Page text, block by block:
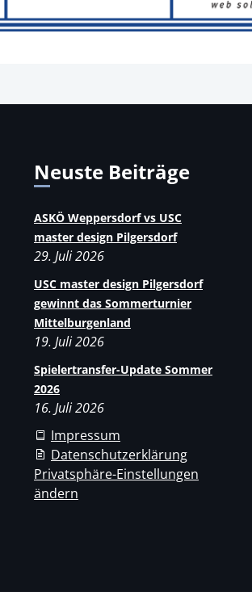
Neuste Beiträge
ASKÖ Weppersdorf vs USC
master design Pilgersdorf
29. Juli 2026
USC master design Pilgersdorf
gewinnt das Sommerturnier
Mittelburgenland
19. Juli 2026
Spielertransfer-Update Sommer
2026
16. Juli 2026
Impressum
Datenschutzerklärung
Privatsphäre-Einstellungen
ändern